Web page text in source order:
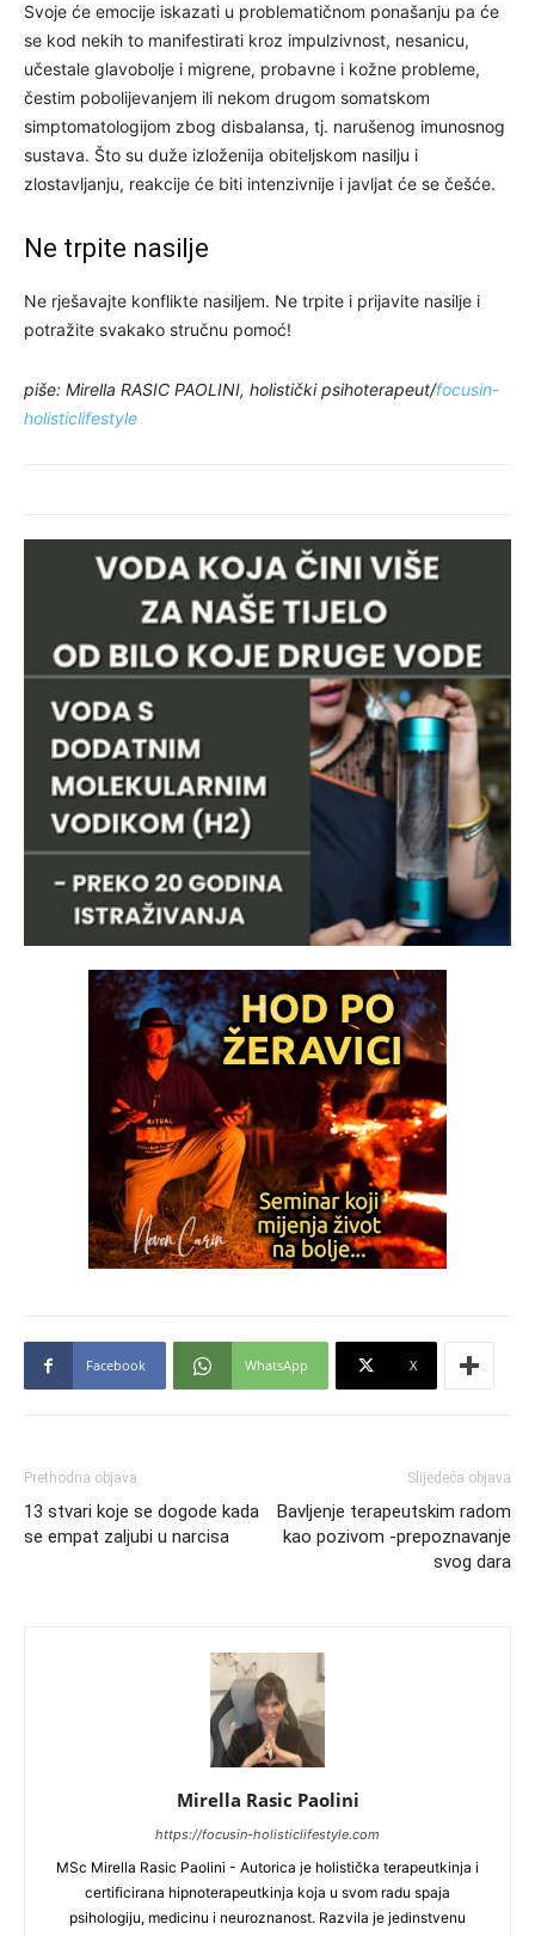
Svoje će emocije iskazati u problematičnom ponašanju pa će
se kod nekih to manifestirati kroz impulzivnost, nesanicu,
učestale glavobolje i migrene, probavne i kožne probleme,
čestim pobolijevanjem ili nekom drugom somatskom
simptomatologijom zbog disbalansa, tj. narušenog imunosnog
sustava. Što su duže izloženija obiteljskom nasilju i
zlostavljanju, reakcije će biti intenzivnije i javljat će se češće.
Ne trpite nasilje
Ne rješavajte konflikte nasiljem. Ne trpite i prijavite nasilje i
potražite svakako stručnu pomoć!
piše: Mirella RASIC PAOLINI, holistički psihoterapeut/focusin-
holisticlifestyle
Facebook WhatsApp X
Prethodna objava
13 stvari koje se dogode kada
se empat zaljubi u narcisa
Slijedeća objava
Bavljenje terapeutskim radom
kao pozivom -prepoznavanje
svog dara
Mirella Rasic Paolini
https://focusin-holisticlifestyle.com
MSc Mirella Rasic Paolini - Autorica je holistička terapeutkinja i
certificirana hipnoterapeutkinja koja u svom radu spaja
psihologiju, medicinu i neuroznanost. Razvila je jedinstvenu